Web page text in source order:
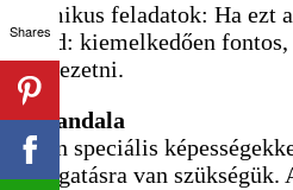
Karmikus feladatok: Ha ezt
Célod: kiemelkedően fontos,
fog vezetni.
4. Mandala
Olyan speciális
támogatásra van
Shares